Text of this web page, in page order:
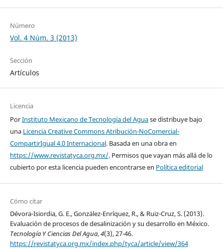
Número
Vol. 4 Núm. 3 (2013)
Sección
Artículos
Licencia
PorInstituto Mexicano de Tecnología del Aguase distribuye bajo
una Licencia Creative Commons Atribución-NoComercial-
CompartirIgual 4.0 Internacional. Basada en una obra en
https://www.revistatyca.org.mx/. Permisos que vayan más allá de lo
cubierto por esta licencia pueden encontrarse en Política editorial
Cómo citar
Dévora-Isiordia, G. E., González-Enríquez, R., & Ruiz-Cruz, S. (2013).
Evaluación de procesos de desalinización y su desarrollo en México.
Tecnología Y Ciencias Del Agua,4(3), 27-46.
https://revistatyca.org.mx/index.php/tyca/article/view/364